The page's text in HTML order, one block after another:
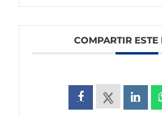
COMPARTIR ESTE